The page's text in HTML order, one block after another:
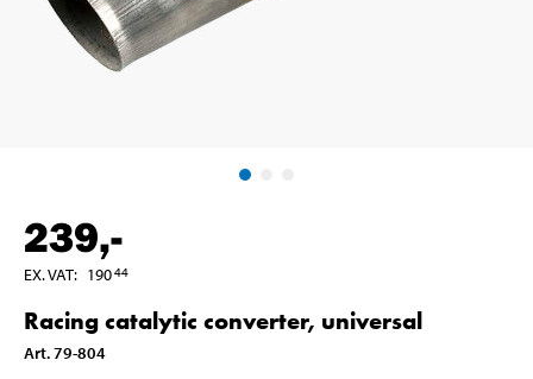
239,-
EX. VAT: 19044
Racing catalytic converter, universal
Art.79-804